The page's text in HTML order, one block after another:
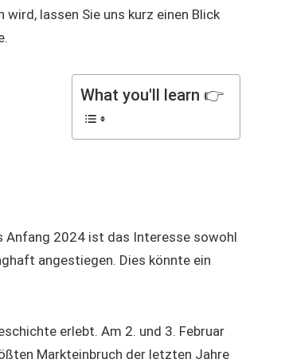
lassen Sie uns kurz einen Blick
What you'll learn 👉
Anfang 2024 ist das Interesse sowohl
angestiegen. Dies könnte ein
erlebt. Am 2. und 3. Februar
Markteinbruch der letzten Jahre